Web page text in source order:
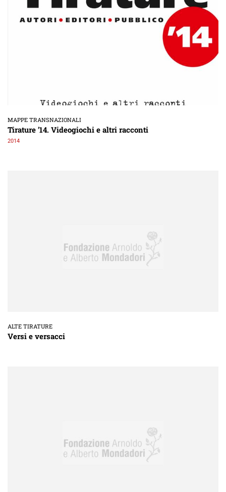
MAPPE TRANSNAZIONALI
Tirature ’14. Videogiochi e altri racconti
2014
ALTE TIRATURE
Versi e versacci